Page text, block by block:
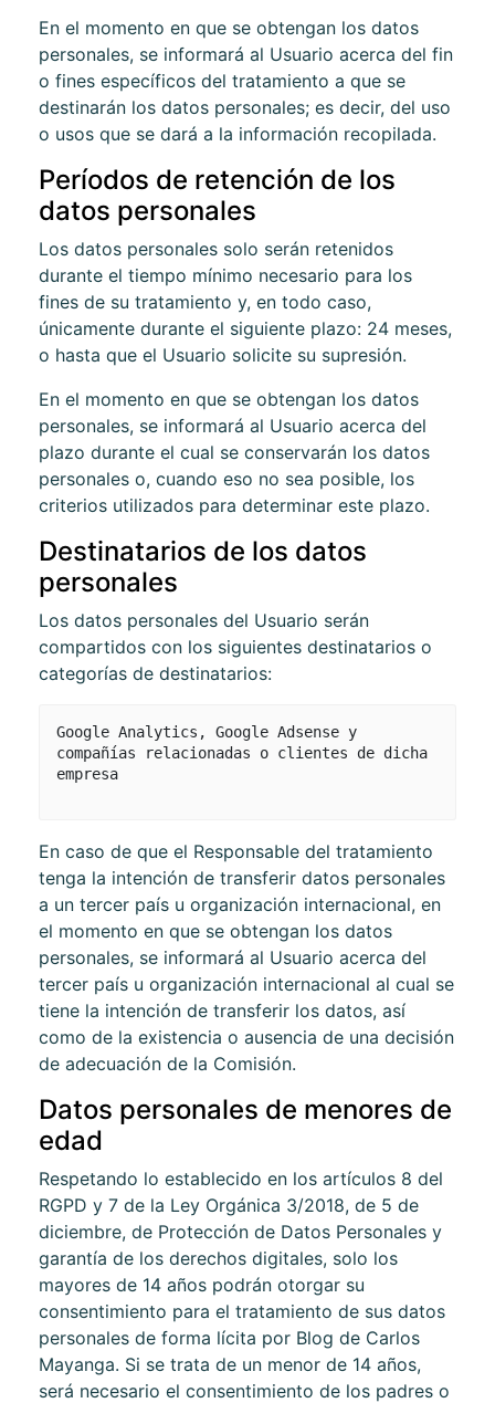
En el momento en que se obtengan los datos
personales, se informará al Usuario acerca del fin
o fines específicos del tratamiento a que se
destinarán los datos personales; es decir, del uso
o usos que se dará a la información recopilada.
Períodos de retención de los
datos personales
Los datos personales solo serán retenidos
durante el tiempo mínimo necesario para los
fines de su tratamiento y, en todo caso,
únicamente durante el siguiente plazo: 24 meses,
o hasta que el Usuario solicite su supresión.
En el momento en que se obtengan los datos
personales, se informará al Usuario acerca del
plazo durante el cual se conservarán los datos
personales o, cuando eso no sea posible, los
criterios utilizados para determinar este plazo.
Destinatarios de los datos
personales
Los datos personales del Usuario serán
compartidos con los siguientes destinatarios o
categorías de destinatarios:
Google Analytics, Google Adsense y
compañías relacionadas o clientes de dicha
empresa
En caso de que el Responsable del tratamiento
tenga la intención de transferir datos personales
a un tercer país u organización internacional, en
el momento en que se obtengan los datos
personales, se informará al Usuario acerca del
tercer país u organización internacional al cual se
tiene la intención de transferir los datos, así
como de la existencia o ausencia de una decisión
de adecuación de la Comisión.
Datos personales de menores de
edad
Respetando lo establecido en los artículos 8 del
RGPD y 7 de la Ley Orgánica 3/2018, de 5 de
diciembre, de Protección de Datos Personales y
garantía de los derechos digitales, solo los
mayores de 14 años podrán otorgar su
consentimiento para el tratamiento de sus datos
personales de forma lícita por Blog de Carlos
Mayanga. Si se trata de un menor de 14 años,
será necesario el consentimiento de los padres o